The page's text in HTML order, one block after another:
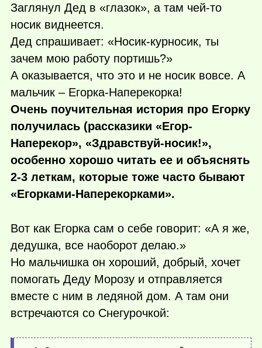
Заглянул Дед в «глазок», а там чей-то
носик виднеется.
Дед спрашивает: «Носик-курносик, ты
зачем мою работу портишь?»
А оказывается, что это и не носик вовсе. А
мальчик – Егорка-Наперекорка!
Очень поучительная история про Егорку
получилась (рассказики «Егор-
Наперекор», «Здравствуй-носик!»,
особенно хорошо читать ее и объяснять
2-3 леткам, которые тоже часто бывают
«Егорками-Наперекорками».
Вот как Егорка сам о себе говорит: «А я же,
дедушка, все наоборот делаю.»
Но мальчишка он хороший, добрый, хочет
помогать Деду Морозу и отправляется
вместе с ним в ледяной дом. А там они
встречаются со Снегурочкой: